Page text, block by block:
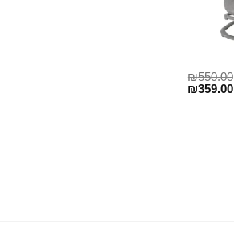
₪550.00
السعر ₪359.00